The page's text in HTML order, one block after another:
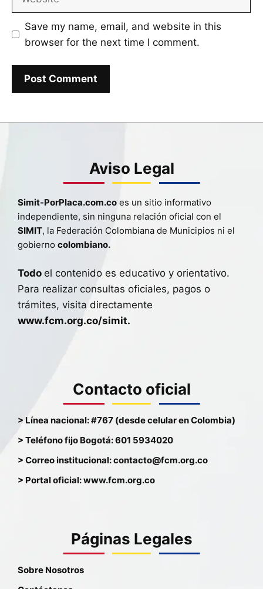
Save my name, email, and website in this
browser for the next time I comment.
Aviso Legal
Simit-PorPlaca.com.co es un sitio informativo
independiente, sin ninguna relación oficial con el
SIMIT, la Federación Colombiana de Municipios ni el
gobierno colombiano.
Todo el contenido es educativo y orientativo.
Para realizar consultas oficiales, pagos o
trámites, visita directamente
www.fcm.org.co/simit.
Contacto oficial
> Línea nacional: #767 (desde celular en Colombia)
> Teléfono fijo Bogotá: 601 5934020
> Correo institucional: contacto@fcm.org.co
> Portal oficial: www.fcm.org.co
Páginas Legales
Sobre Nosotros